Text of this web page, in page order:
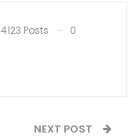
4123 Posts
0
NEXT POST